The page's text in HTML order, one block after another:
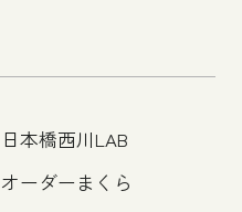
日本橋西川LAB
オーダーまくら